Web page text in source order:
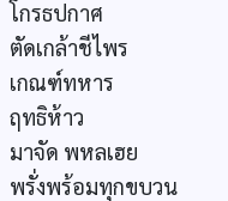
โกรธปกาศ
ตัดเกล้าชีไพร
เกณฑ์ทหาร
ฤทธิห้าว
มาจัด พหลเฮย
พรั่งพร้อมทุกขบวน